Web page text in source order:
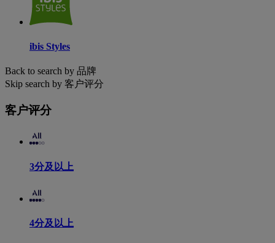
ibis Styles
Back to search by 品牌
Skip search by 客户评分
客户评分
3分及以上
4分及以上